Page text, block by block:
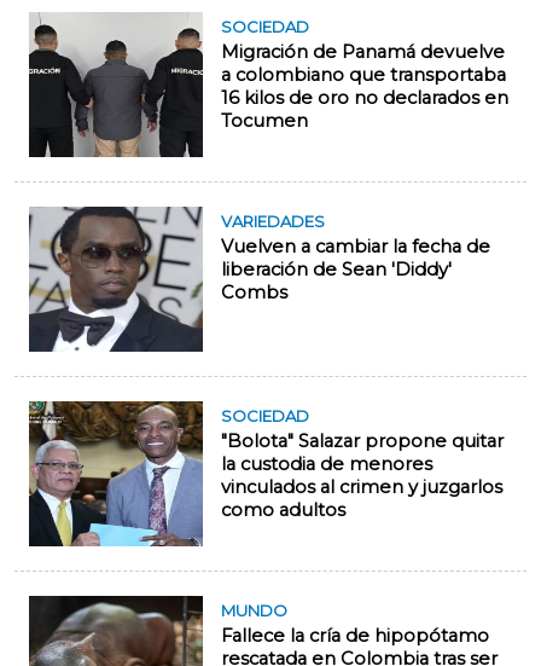
SOCIEDAD
Migración de Panamá devuelve
a colombiano que transportaba
16 kilos de oro no declarados en
Tocumen
VARIEDADES
Vuelven a cambiar la fecha de
liberación de Sean 'Diddy'
Combs
SOCIEDAD
"Bolota" Salazar propone quitar
la custodia de menores
vinculados al crimen y juzgarlos
como adultos
MUNDO
Fallece la cría de hipopótamo
rescatada en Colombia tras ser